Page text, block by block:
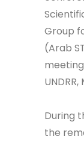
Group
(Arab
During
the